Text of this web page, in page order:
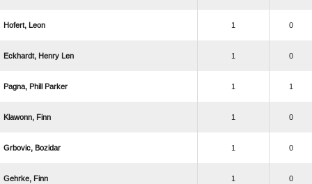
  1 0
   1 0
   1 1
  1 0
  1 0
  1 0